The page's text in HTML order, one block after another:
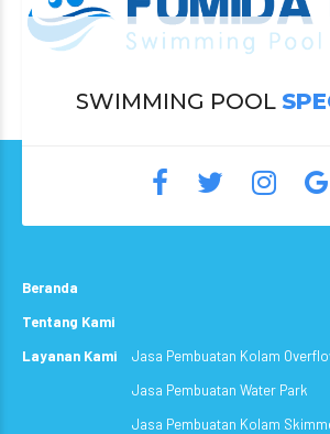
SWIMMING POOL
Beranda
Tentang Kami
Layanan Kami
Jasa Pembuatan Kolam
Jasa Pembuatan Water Park
Jasa Pembuatan Kolam